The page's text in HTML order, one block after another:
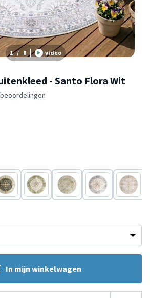
1 / 8 video
- Santo Flora Wit
Groen Groen Blauw Lichtgrijs
In mijn winkelwagen